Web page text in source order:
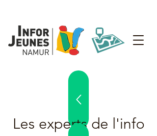
Les experts de l'info